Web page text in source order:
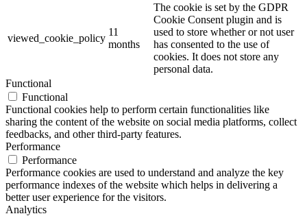
viewed_cookie_policy
11
months
The cookie is set by the GDPR
Cookie Consent plugin and is
used to store whether or not user
has consented to the use of
cookies. It does not store any
personal data.
Functional
Functional
Functional cookies help to perform certain functionalities like
sharing the content of the website on social media platforms, collect
feedbacks, and other third-party features.
Performance
Performance
Performance cookies are used to understand and analyze the key
performance indexes of the website which helps in delivering a
better user experience for the visitors.
Analytics